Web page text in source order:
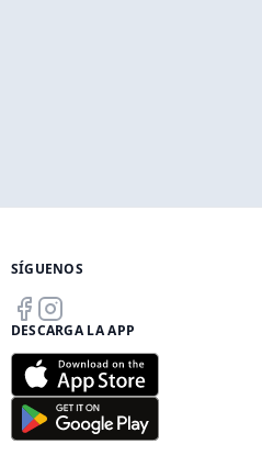
SÍGUENOS
DESCARGA LA APP